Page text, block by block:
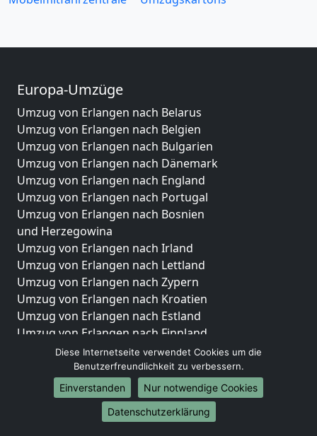
Europa-Umzüge
Umzug von Erlangen nach Belarus
Umzug von Erlangen nach Belgien
Umzug von Erlangen nach Bulgarien
Umzug von Erlangen nach Dänemark
Umzug von Erlangen nach England
Umzug von Erlangen nach Portugal
Umzug von Erlangen nach Bosnien
und Herzegowina
Umzug von Erlangen nach Irland
Umzug von Erlangen nach Lettland
Umzug von Erlangen nach Zypern
Umzug von Erlangen nach Kroatien
Umzug von Erlangen nach Estland
Umzug von Erlangen nach Finnland
Umzug von Erlangen nach Frankreich
Umzug von Erlangen nach Griechenland
Umzug von Erlangen nach Italien
Umzug von Erlangen nach Liechtenstein
Umzug von Erlangen nach Luxemburg
Diese Internetseite verwendet Cookies um die
Benutzerfreundlichkeit zu verbessern.
Einverstanden
Nur notwendige Cookies
Datenschutzerklärung